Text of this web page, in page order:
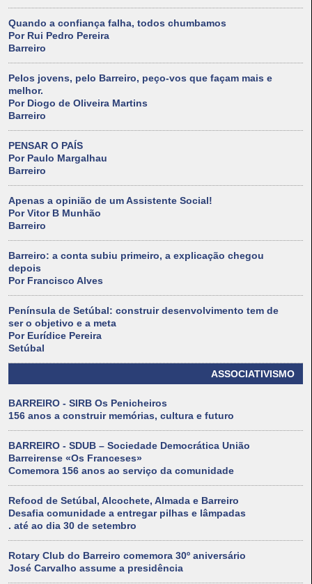
Quando a confiança falha, todos chumbamos
Por Rui Pedro Pereira
Barreiro
Pelos jovens, pelo Barreiro, peço-vos que façam mais e
melhor.
Por Diogo de Oliveira Martins
Barreiro
PENSAR O PAÍS
Por Paulo Margalhau
Barreiro
Apenas a opinião de um Assistente Social!
Por Vitor B Munhão
Barreiro
Barreiro: a conta subiu primeiro, a explicação chegou
depois
Por Francisco Alves
Península de Setúbal: construir desenvolvimento tem de
ser o objetivo e a meta
Por Eurídice Pereira
Setúbal
ASSOCIATIVISMO
BARREIRO - SIRB Os Penicheiros
156 anos a construir memórias, cultura e futuro
BARREIRO - SDUB – Sociedade Democrática União
Barreirense «Os Franceses»
Comemora 156 anos ao serviço da comunidade
Refood de Setúbal, Alcochete, Almada e Barreiro
Desafia comunidade a entregar pilhas e lâmpadas
. até ao dia 30 de setembro
Rotary Club do Barreiro comemora 30º aniversário
José Carvalho assume a presidência